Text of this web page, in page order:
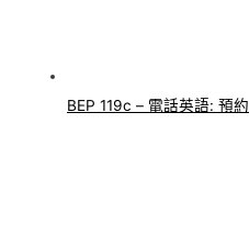
BEP 119c – 電話英語: 預約